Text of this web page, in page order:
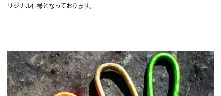
リジナル仕様となっております。